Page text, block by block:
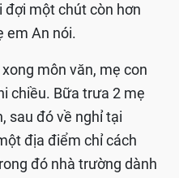
đợi một chút còn hơn
em An nói.
môn văn, mẹ con
chiều. Bữa trưa 2 mẹ
sau đó về nghỉ tại
địa điểm chỉ cách
đó nhà trường dành